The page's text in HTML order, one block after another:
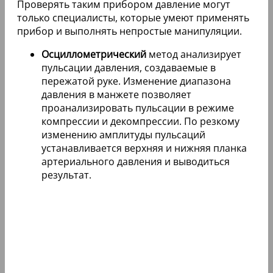
Проверять таким прибором давление могут
только специалисты, которые умеют применять
прибор и выполнять непростые манипуляции.
Осциллометрический метод анализирует
пульсации давления, создаваемые в
пережатой руке. Изменение диапазона
давления в манжете позволяет
проанализировать пульсации в режиме
компрессии и декомпрессии. По резкому
изменению амплитуды пульсаций
устанавливается верхняя и нижняя планка
артериального давления и выводиться
результат.